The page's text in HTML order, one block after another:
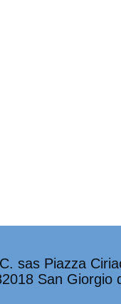
sas Piazza
San Giorgio